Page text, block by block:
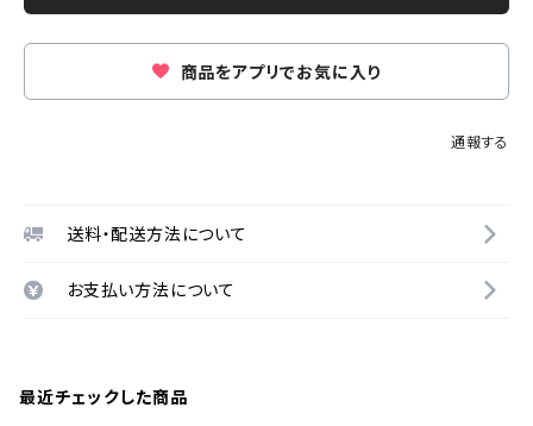
商品をアプリでお気に入り
通報する
送料・配送方法について
お支払い方法について
最近チェックした商品